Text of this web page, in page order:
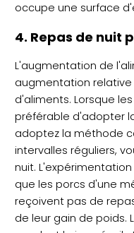
occupe une surface
4. Repas de nuit
L'augmentation de
augmentation
d'aliments. Lorsque
préférable d'adopter
adoptez la méthode
intervalles réguliers,
nuit.
que les porcs d'une
reçoivent pas de
de leur gain de poids.